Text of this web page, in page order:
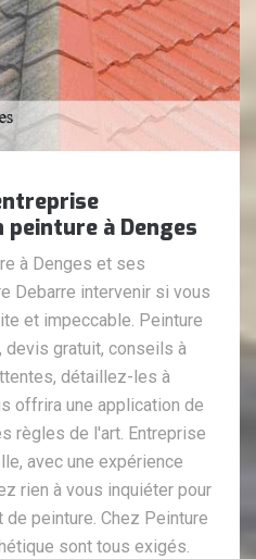
à Denges
à Denges et ses
Debarre intervenir si vous
et impeccable. Peinture
devis gratuit, conseils à
détaillez-les à
offrira une application de
règles de l'art. Entreprise
avec une expérience
rien à vous inquiéter pour
peinture. Chez Peinture
sont tous exigés.